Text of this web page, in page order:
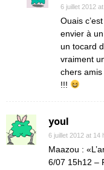
6 juillet 2012
Ouais
envier à
un tocard
vraiment
chers amis
!!!
youl
6 juillet 2012 at 14
Maazou :
6/07 15h12 –